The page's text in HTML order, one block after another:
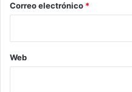
*
Correo electrónico *
Web